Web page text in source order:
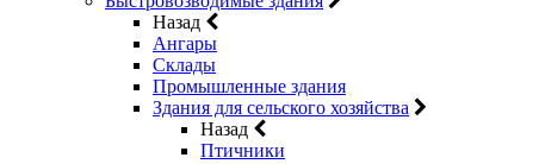
Назад
Ангары
Склады
Промышленные здания
Здания для сельского хозяйства
Назад
Птичники